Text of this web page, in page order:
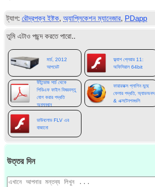
ট্যাগ: রৌদ্রপক্ব ইষ্টক,অ্যাপ্লিকেশন ম্যানেজার, PDapp
তুমি এটাও পছন্দ করতে পারো..
মার্চ, 2012
আপডেট
ফ্ল্যাশ প্লেয়ার 11:
অফিসিয়াল 64bit
উইন্ডোজ সার্চ থেকে
পিডিএফ ফাইল বিষয়বস্তু
যোগ করার পদ্ধতি
অনুসন্ধান
ফায়ারফক্স প্লাগিন মুছে
ফেলার পদ্ধতি, অ্যাডঅনস
& এক্সটেনশনগুলি
ডাউনলোড FLV এর
বাজানো
উত্তর দিন